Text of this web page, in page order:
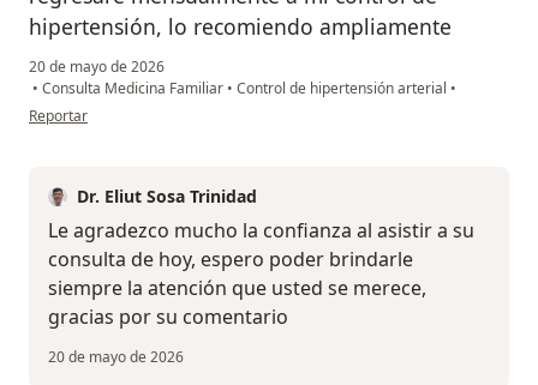
hipertensión, lo recomiendo ampliamente
20 de mayo de 2026
• Consulta Medicina Familiar • Control de hipertensión arterial •
en opinión del usuario Alfonso Torres
Reportar
Dr. Eliut Sosa Trinidad
Le agradezco mucho la confianza al asistir a su
consulta de hoy, espero poder brindarle
siempre la atención que usted se merece,
gracias por su comentario
20 de mayo de 2026